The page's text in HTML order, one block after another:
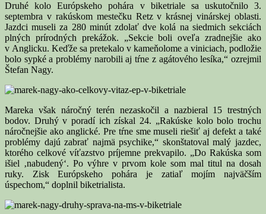
Druhé kolo Európskeho pohára v biketriale sa uskutočnilo 3.
septembra v rakúskom mestečku Retz v krásnej vinárskej oblasti.
Jazdci museli za 280 minút zdolať dve kolá na siedmich sekciách
plných prírodných prekážok. „Sekcie boli oveľa zradnejšie ako
v Anglicku. Keďže sa pretekalo v kameňolome a viniciach, podložie
bolo sypké a problémy narobili aj tŕne z agátového lesíka,“ ozrejmil
Štefan Nagy.
Mareka však náročný terén nezaskočil a nazbieral 15 trestných
bodov. Druhý v poradí ich získal 24. „Rakúske kolo bolo trochu
náročnejšie ako anglické. Pre tŕne sme museli riešiť aj defekt a také
problémy dajú zabrať najmä psychike,“ skonštatoval malý jazdec,
ktorého celkové víťazstvo príjemne prekvapilo. „Do Rakúska som
išiel ‚nabudený‘. Po výhre v prvom kole som mal titul na dosah
ruky. Zisk Európskeho pohára je zatiaľ mojím najväčším
úspechom,“ doplnil biketrialista.